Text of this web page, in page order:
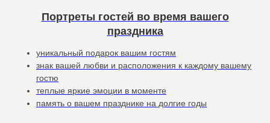
Портреты гостей во время вашего
праздника
уникальный подарок вашим гостям
знак вашей любви и расположения к каждому вашему
гостю
теплые яркие эмоции в моменте
память о вашем празднике на долгие годы